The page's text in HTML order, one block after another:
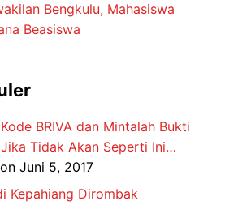
Bengkulu, Mahasiswa
Beasiswa
BRIVA dan Mintalah Bukti
Tidak Akan Seperti Ini…
Juni 5, 2017
Kepahiang Dirombak